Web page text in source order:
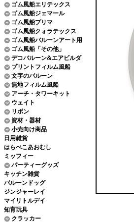
ゴム風船エリテックス
ゴム風船ジェマール
ゴム風船プリマ
ゴム風船クォラテックス
ゴム風船バルーンアート用
ゴム風船「その他」
デコバルーン&エアビルダ
プリントフィルム風船
文字のバルーン
無地フィルム風船
アーチ・タワーキット
ウェイト
リボン
資材・器材
小売向け商品
日用雑貨
はらぺこあおむし
ミッフィー
パーティーグッズ
キッチン雑貨
バルーンドッグ
ジンジャーレイ
マイリトルデイ
知育玩具
クラッカー